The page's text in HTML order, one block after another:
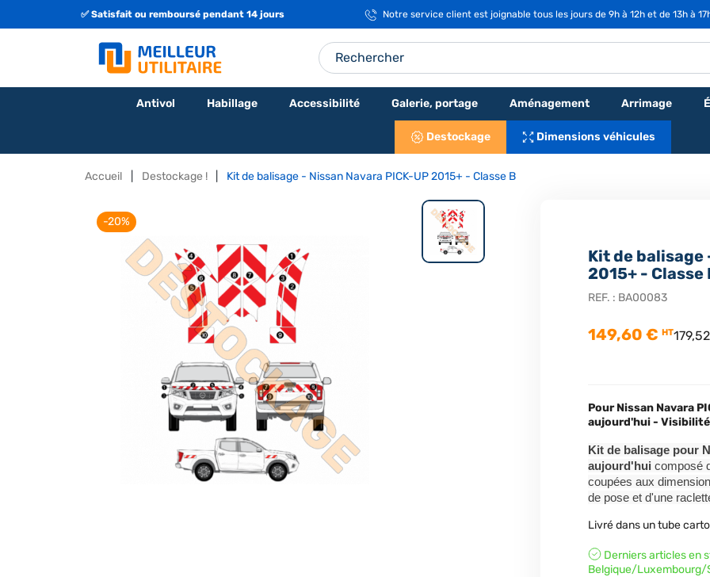
✅ Satisfait ou remboursé pendant 14 jours Notre service client est joignable tous les jours de 9h à 12h et de 13h à
Antivol Habillage Accessibilité Galerie, portage Aménagement Arrimage
Destockage Dimensions véhicules
Accueil Destockage ! Kit de balisage - Nissan Navara PICK-UP 2015+ - Classe B
-20%
Kit de balisage
2015+ - Classe
REF. : BA00083
149,60 € HT
Pour Nissan Navara
aujourd'hui - Visibilité
Kit de balisage pour
aujourd'hui composé
coupées aux
de pose et d'une
Livré dans un tube
Derniers articles en
Belgique/Luxembourg/